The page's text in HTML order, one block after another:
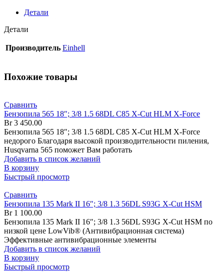
Детали
Детали
Производитель Einhell
Похожие товары
Сравнить
Бензопила 565 18″; 3/8 1.5 68DL C85 X-Cut HLM X-Force
Br3 450.00
Бензопила 565 18″; 3/8 1.5 68DL C85 X-Cut HLM X-Force
недорого Благодаря высокой производительности пиления,
Husqvarna 565 поможет Вам работать
Добавить в список желаний
В корзину
Быстрый просмотр
Сравнить
Бензопила 135 Mark II 16″; 3/8 1.3 56DL S93G X-Cut HSM
Br1 100.00
Бензопила 135 Mark II 16″; 3/8 1.3 56DL S93G X-Cut HSM по
низкой цене LowVib® (Антивибрационная система)
Эффективные антивибрационные элементы
Добавить в список желаний
В корзину
Быстрый просмотр